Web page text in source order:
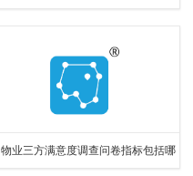
物业三方满意度调查问卷指标包括哪